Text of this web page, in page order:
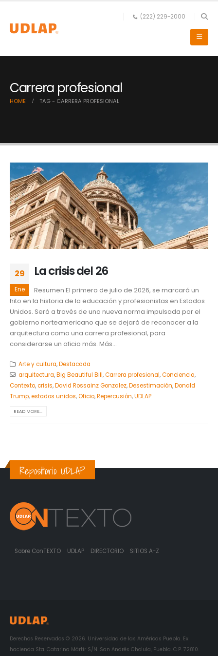
(222) 229-2000
Carrera profesional
HOME TAG - CARRERA PROFESIONAL
29
Ene
La crisis del 26
Resumen El primero de julio de 2026, se marcará un
hito en la historia de la educación y profesionistas en Estados
Unidos. Será a través de una nueva norma impulsada por el
gobierno norteamericano que se dejará de reconocer a la
arquitectura como una carrera profesional, para
considerarse un oficio más. Más...
Arte y cultura,Destacada
arquitectura,Big Beautiful Bill,Carrera profesional,Conciencia,
Contexto,crisis,David Rossainz Gonzalez,Desestimación,Donald
Trump,estados unidos,Oficio,Repercusión,UDLAP
READ MORE...
Repositorio UDLAP
Sobre ConTEXTO UDLAP DIRECTORIO SITIOS A-Z
Derechos Reservados © 2026. Universidad de las Américas Puebla. Ex
hacienda Sta. Catarina Mártir S/N. San Andrés Cholula, Puebla. C.P. 72810.